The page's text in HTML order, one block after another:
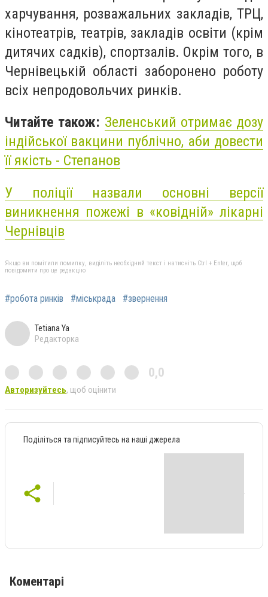
харчування, розважальних закладів, ТРЦ,
кінотеатрів, театрів, закладів освіти (крім
дитячих садків), спортзалів. Окрім того, в
Чернівецькій області заборонено роботу
всіх непродовольчих ринків.
Читайте також: Зеленський отримає дозу
індійської вакцини публічно, аби довести
її якість - Степанов
У поліції назвали основні версії
виникнення пожежі в «ковідній» лікарні
Чернівців
Якщо ви помітили помилку, виділіть необхідний текст і натисніть Ctrl + Enter, щоб
повідомити про це редакцію
#робота ринків #міськрада #звернення
Tetiana Ya
Редакторка
0,0
Авторизуйтесь, щоб оцінити
Поділіться та підписуйтесь на наші джерела
Коментарі